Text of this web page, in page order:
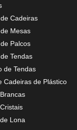
Cadeiras
Mesas
Palcos
Tendas
de Tendas
Cadeiras de Plástico
Lona